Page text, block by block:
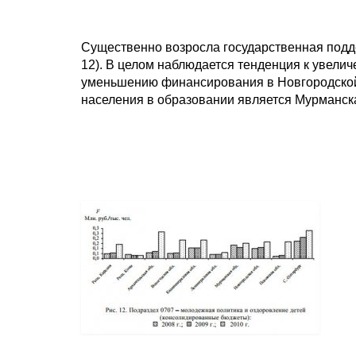
Существенно возросла государственная
12). В целом наблюдается тенденция к
уменьшению финансирования в
населения в образовании является